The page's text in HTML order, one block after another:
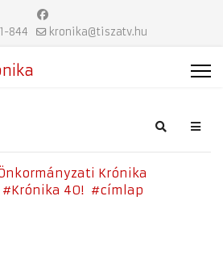
844 kronika@tiszatv.hu
Search
Krónika
Krónika 40!
címlap